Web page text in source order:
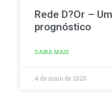
Rede D?Or –
prognóstico
SAIBA MAIS
4 de maio de 2025